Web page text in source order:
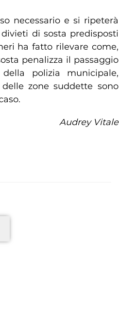
necessario e si ripeterà
di sosta predisposti
ha fatto rilevare come,
penalizza il passaggio
polizia municipale,
zone suddette sono
Audrey Vitale